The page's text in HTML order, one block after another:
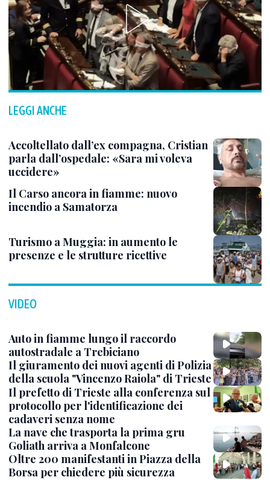
LEGGI ANCHE
Accoltellato dall’ex compagna, Cristian
parla dall’ospedale: «Sara mi voleva
uccidere»
Il Carso ancora in fiamme: nuovo
incendio a Samatorza
Turismo a Muggia: in aumento le
presenze e le strutture ricettive
VIDEO
Auto in fiamme lungo il raccordo
autostradale a Trebiciano
Il giuramento dei nuovi agenti di Polizia
della scuola "Vincenzo Raiola" di Trieste
Il prefetto di Trieste alla conferenza sul
protocollo per l'identificazione dei
cadaveri senza nome
La nave che trasporta la prima gru
Goliath arriva a Monfalcone
Oltre 200 manifestanti in Piazza della
Borsa per chiedere più sicurezza